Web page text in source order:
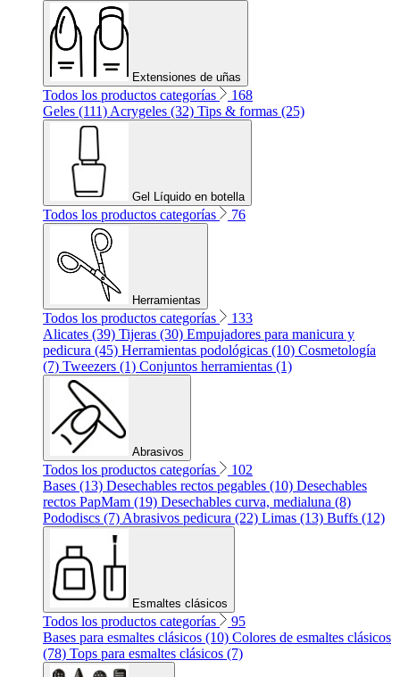
Extensiones de uñas
Todos los productos categorías
168
Geles (111) Acrygeles (32) Tips & formas (25)
Gel Líquido en botella
Todos los productos categorías 76
Herramientas
Todos los productos categorías
133
Alicates (39) Tijeras (30) Empujadores para manicura y
pedicura (45) Herramientas podológicas (10) Cosmetología
(7) Tweezers (1) Conjuntos herramientas (1)
Abrasivos
Todos los productos categorías
102
Bases (13) Desechables rectos pegables (10) Desechables
rectos PapMam (19) Desechables curva, medialuna (8)
Pododiscs (7) Abrasivos pedicura (22) Limas (13) Buffs (12)
Esmaltes clásicos
Todos los productos categorías
95
Bases para esmaltes clásicos (10) Colores de esmaltes clásicos
(78) Tops para esmaltes clásicos (7)